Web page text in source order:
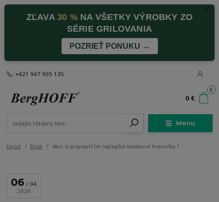
ZĽAVA30 %NA VŠETKY VÝROBKY ZO
SÉRIE GRILOVANIA
POZRIEŤ PONUKU →
Menu
+421 947 905 135
0
0 €
Úvod Blog Ako si pripraviť tie najlepšie batatové hranolky ?
06
04
2020